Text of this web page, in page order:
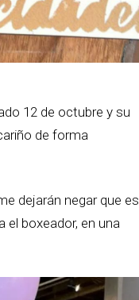
12 de octubre y su
de forma
dejarán negar que es
el boxeador, en una